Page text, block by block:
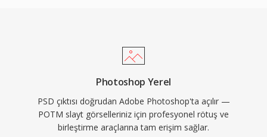
Photoshop Yerel
PSD çıktısı doğrudan Adobe Photoshop'ta açılır —
POTM slayt görselleriniz için profesyonel rötuş ve
birleştirme araçlarına tam erişim sağlar.